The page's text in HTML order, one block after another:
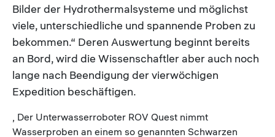
Bilder der Hydrothermalsysteme und möglichst
viele, unterschiedliche und spannende Proben zu
bekommen.“ Deren Auswertung beginnt bereits
an Bord, wird die Wissenschaftler aber auch noch
lange nach Beendigung der vierwöchigen
Expedition beschäftigen.
, Der Unterwasserroboter ROV Quest nimmt
Wasserproben an einem so genannten Schwarzen